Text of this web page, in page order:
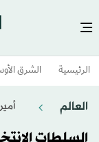
الرئيسية الشرق
العالم